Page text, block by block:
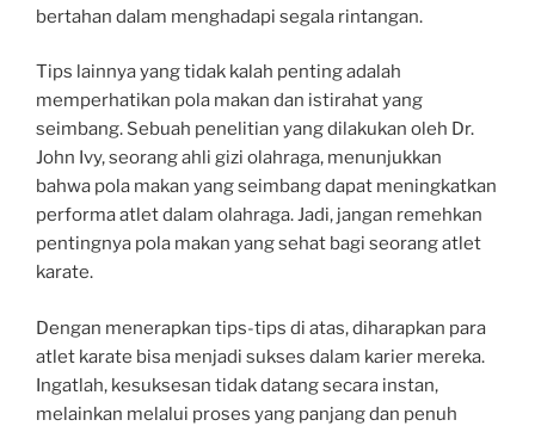
bertahan dalam menghadapi segala rintangan.
Tips lainnya yang tidak kalah penting adalah
memperhatikan pola makan dan istirahat yang
seimbang. Sebuah penelitian yang dilakukan oleh Dr.
John Ivy, seorang ahli gizi olahraga, menunjukkan
bahwa pola makan yang seimbang dapat meningkatkan
performa atlet dalam olahraga. Jadi, jangan remehkan
pentingnya pola makan yang sehat bagi seorang atlet
karate.
Dengan menerapkan tips-tips di atas, diharapkan para
atlet karate bisa menjadi sukses dalam karier mereka.
Ingatlah, kesuksesan tidak datang secara instan,
melainkan melalui proses yang panjang dan penuh